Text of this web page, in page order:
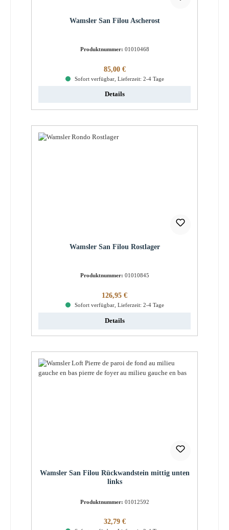
Wamsler San Filou Ascherost
Produktnummer: 01010468
Regulärer Preis:
85,00 €
Sofort verfügbar, Lieferzeit: 2-4 Tage
Details
Wamsler San Filou Rostlager
Produktnummer: 01010845
Regulärer Preis:
126,95 €
Sofort verfügbar, Lieferzeit: 2-4 Tage
Details
Wamsler San Filou Rückwandstein mittig unten
links
Produktnummer: 01012592
Regulärer Preis:
32,79 €